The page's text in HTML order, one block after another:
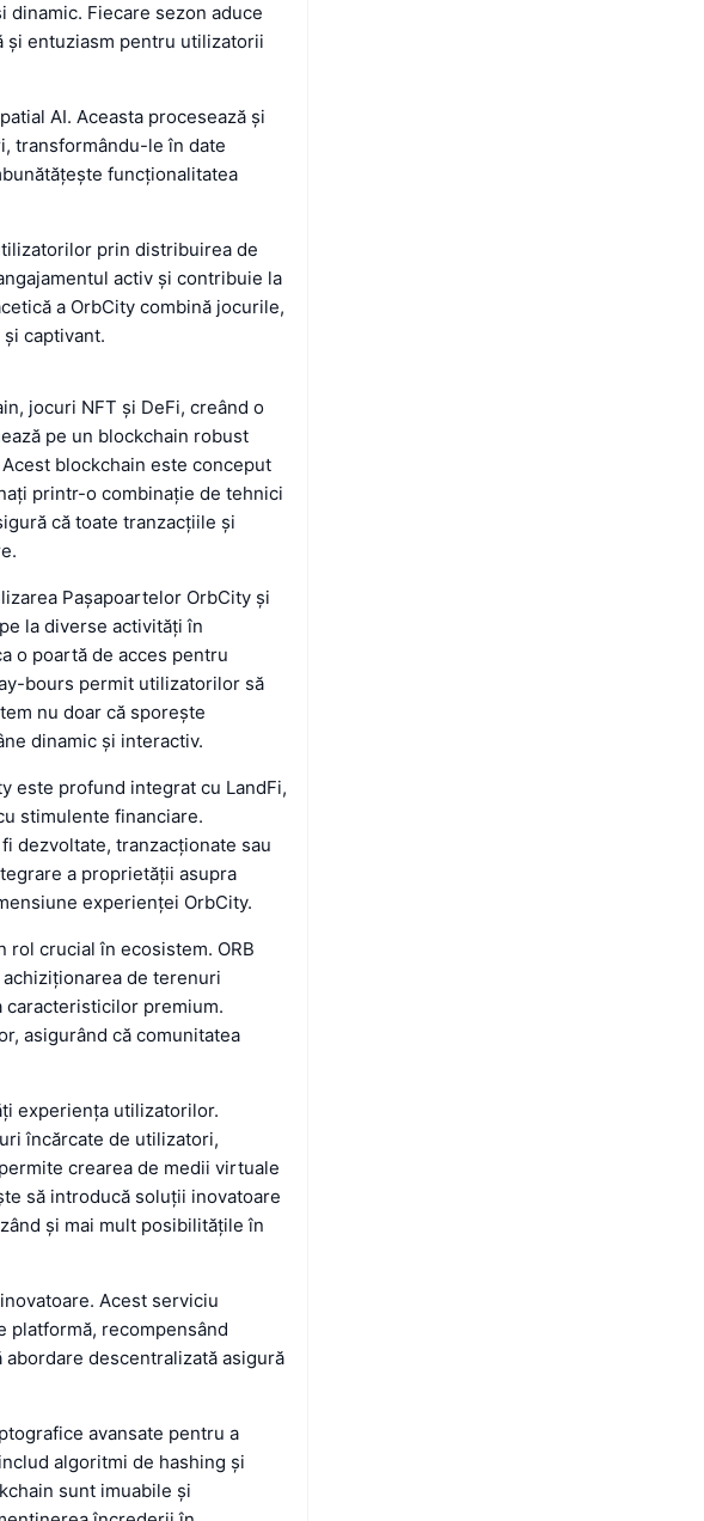
Fiecare sezon aduce
și entuziasm pentru utilizatorii
AI. Aceasta procesează și
transformându-le în date
funcționalitatea
prin distribuirea de
activ și contribuie la
a OrbCity combină jocurile,
captivant.
jocuri NFT și DeFi, creând o
pe un blockchain robust
blockchain este conceput
printr-o combinație de tehnici
că toate tranzacțiile și
Pașapoartelor OrbCity și
la diverse activități în
o poartă de acces pentru
bours permit utilizatorilor să
nu doar că sporește
dinamic și interactiv.
este profund integrat cu LandFi,
stimulente financiare.
dezvoltate, tranzacționate sau
a proprietății asupra
experienței OrbCity.
rol crucial în ecosistem. ORB
de terenuri
caracteristicilor premium.
asigurând că comunitatea
experiența utilizatorilor.
încărcate de utilizatori,
crearea de medii virtuale
să introducă soluții inovatoare
și mai mult posibilitățile în
Acest serviciu
platformă, recompensând
descentralizată asigură
avansate pentru a
algoritmi de hashing și
sunt imuabile și